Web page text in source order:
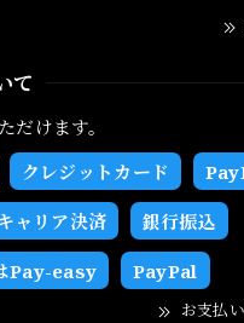
て
だけます。
クレジットカード
ャリア決済 銀行振込
Pay-easy PayPal
お支払